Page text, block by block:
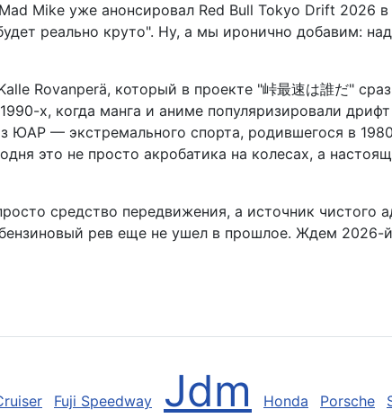
Mike уже анонсировал Red Bull Tokyo Drift 2026
реально круто". Ну, а мы иронично добавим:
Rovanperä, который в проекте "峠最速は誰だ"
х, когда манга и аниме популяризировали
ЮАР — экстремального спорта, родившегося в
это не просто акробатика на колесах, а
средство передвижения, а источник чистого
рев еще не ушел в прошлое. Ждем
Fuji Speedway Jdm Honda Porsche